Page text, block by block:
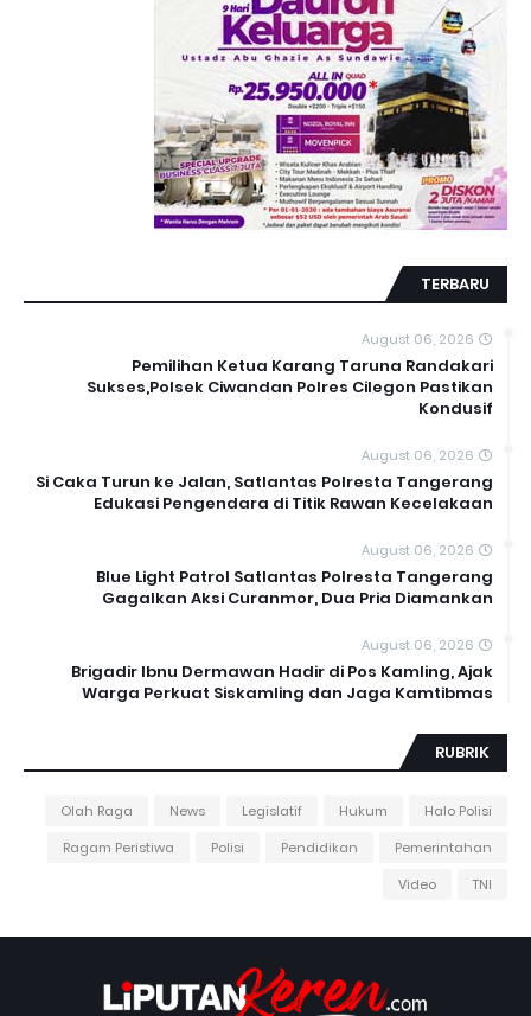
TERBARU
August 06, 2026
Pemilihan Ketua Karang Taruna Randakari
Sukses,Polsek Ciwandan Polres Cilegon Pastikan
Kondusif
August 06, 2026
Si Caka Turun ke Jalan, Satlantas Polresta Tangerang
Edukasi Pengendara di Titik Rawan Kecelakaan
August 06, 2026
Blue Light Patrol Satlantas Polresta Tangerang
Gagalkan Aksi Curanmor, Dua Pria Diamankan
August 06, 2026
Brigadir Ibnu Dermawan Hadir di Pos Kamling, Ajak
Warga Perkuat Siskamling dan Jaga Kamtibmas
RUBRIK
Halo Polisi
Hukum
Legislatif
News
Olah Raga
Pemerintahan
Pendidikan
Polisi
Ragam Peristiwa
TNI
Video